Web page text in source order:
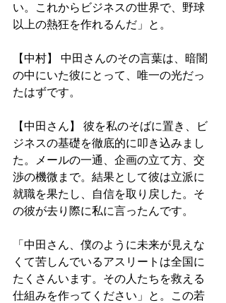
い。これからビジネスの世界で、野球
以上の熱狂を作れるんだ」と。
【中村】 中田さんのその言葉は、暗闇
の中にいた彼にとって、唯一の光だっ
たはずです。
【中田さん】 彼を私のそばに置き、ビ
ジネスの基礎を徹底的に叩き込みまし
た。メールの一通、企画の立て方、交
渉の機微まで。結果として彼は立派に
就職を果たし、自信を取り戻した。そ
の彼が去り際に私に言ったんです。
「中田さん、僕のように未来が見えな
くて苦しんでいるアスリートは全国に
たくさんいます。その人たちを救える
仕組みを作ってください」と。この若